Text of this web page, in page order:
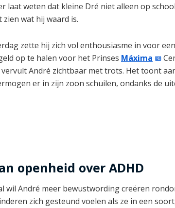
laat weten dat kleine Dré niet alleen op
wat hij waard is.
zette hij zich vol enthousiasme in voor
op te halen voor het Prinses Máxima
André zichtbaar met trots. Het toont
er in zijn zoon schuilen, ondanks de
openheid over ADHD
wil André meer bewustwording creëren
zich gesteund voelen als ze in een